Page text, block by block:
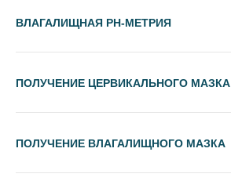
ВЛАГАЛИЩНАЯ PH-МЕТРИЯ
ПОЛУЧЕНИЕ ЦЕРВИКАЛЬНОГО МАЗКА
ПОЛУЧЕНИЕ ВЛАГАЛИЩНОГО МАЗКА